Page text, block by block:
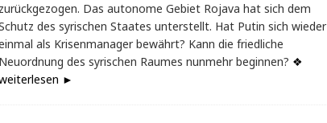
zurückgezogen. Das autonome Gebiet Rojava hat sich dem
des syrischen Staates unterstellt. Hat Putin sich wieder
als Krisenmanager bewährt? Kann die friedliche
Neuordnung des syrischen Raumes nunmehr beginnen? ❖
►